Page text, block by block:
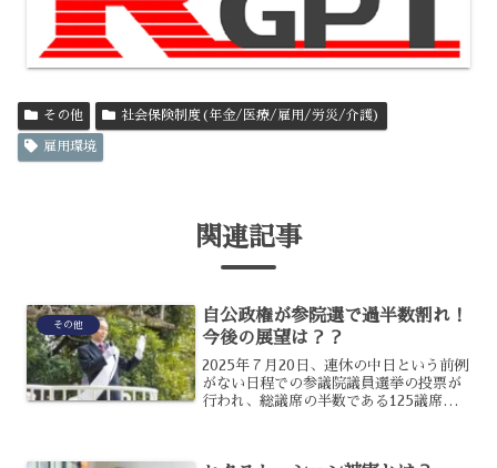
その他 社会保険制度(年金/医療/雇用/労災/介護)
雇用環境
関連記事
その他
自公政権が参院選で過半数割れ！
今後の展望は？？
2025年７月20日、連休の中日という前例
がない日程での参議院議員選挙の投票が
行われ、総議席の半数である125議席を